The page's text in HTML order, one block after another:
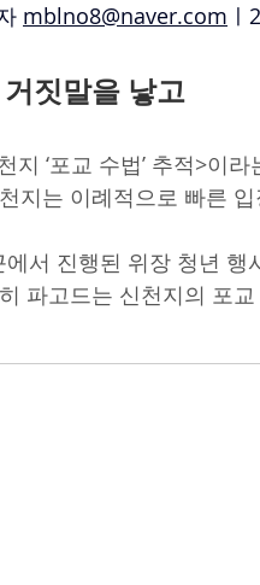
mblno8@naver.com
짓말을 낳고
지 ‘포교 수법’ 추적>이
지는 이례적으로 빠른
에서 진행된 위장 청년
파고드는 신천지의 포